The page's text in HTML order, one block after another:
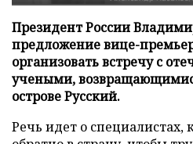
Президент России
предложение вице-
организовать встречу с
учеными,
острове Русский.
Речь идет о